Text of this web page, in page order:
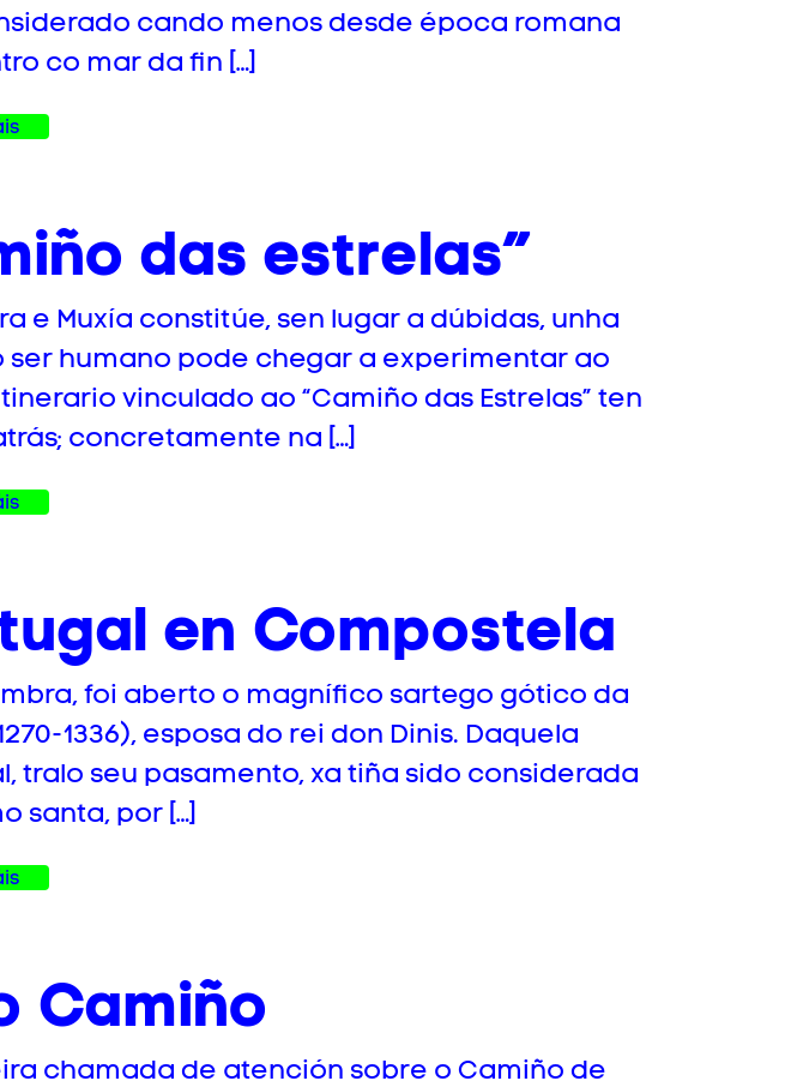
cando menos desde época romana
co mar da fin […]
das estrelas”
e Muxía constitúe, sen lugar a dúbidas, unha
humano pode chegar a experimentar ao
vinculado ao “Camiño das Estrelas” ten
concretamente na […]
en Compostela
foi aberto o magnífico sartego gótico da
1336), esposa do rei don Dinis. Daquela
tralo seu pasamento, xa tiña sido considerada
santa, por […]
Camiño
chamada de atención sobre o Camiño de